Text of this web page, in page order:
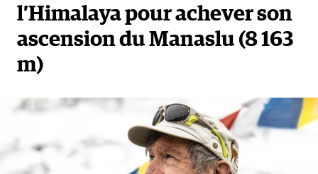
l’Himalaya pour achever son
ascension du Manaslu (8 163
m)